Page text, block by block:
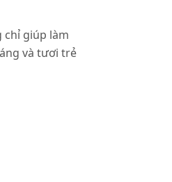
chỉ giúp làm
và tươi trẻ